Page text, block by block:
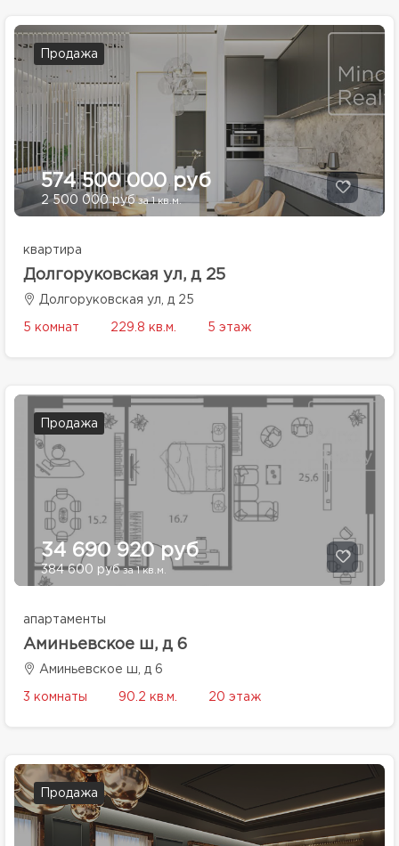
Продажа
574 500 000 руб
2 500 000 руб за 1 кв.м.
квартира
Долгоруковская ул, д 25
Долгоруковская ул, д 25
5 комнат 229.8 кв.м. 5 этаж
Продажа
34 690 920 руб
384 600 рубза 1 кв.м.
апартаменты
Аминьевское ш, д 6
Аминьевское ш, д 6
3 комнаты 90.2 кв.м. 20 этаж
Продажа